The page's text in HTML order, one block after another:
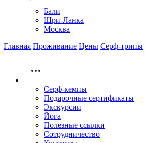
Бали
Шри-Ланка
Москва
Главная Проживание Цены Серф-трипы
Серф-кемпы
Подарочные сертификаты
Экскурсии
Йога
Полезные ссылки
Сотрудничество